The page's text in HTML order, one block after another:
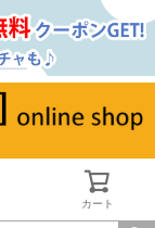
カート